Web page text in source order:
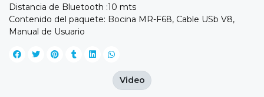
Distancia de Bluetooth :10 mts
Contenido del paquete: Bocina MR-F68, Cable USb V8,
Manual de Usuario
Video